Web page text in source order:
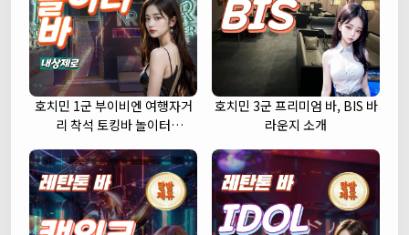
호치민 1군 부이비엔 여행자거
리 착석 토킹바 놀이터
호치민 3군 프리미엄 바, BIS 바
라운지 소개